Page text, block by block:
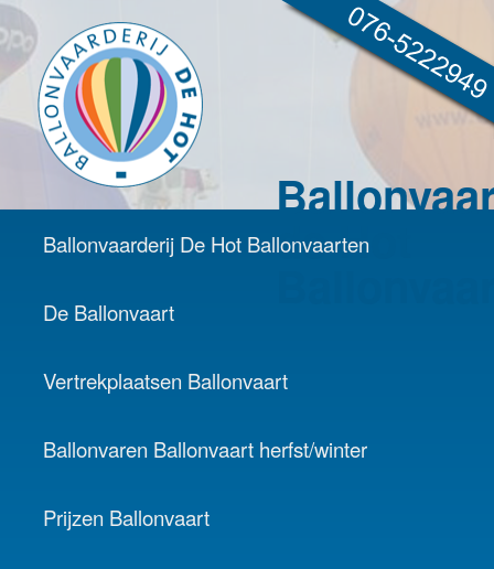
de Hot
Spring naar de primaire inhoud
Spring naar de secundaire inhoud
Ballonvaarderij De Hot Ballonvaarten
De Ballonvaart
Vertrekplaatsen Ballonvaart
Ballonvaren Ballonvaart herfst/winter
Prijzen Ballonvaart